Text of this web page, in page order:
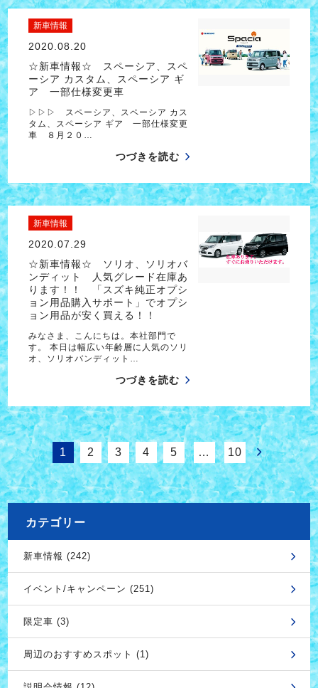
新車情報
2020.08.20
☆新車情報☆ スペーシア、スペ
ーシア カスタム、スペーシア ギ
ア 一部仕様変更車
▷▷▷ スペーシア、スペーシア カス
タム、スペーシア ギア 一部仕様変更
車 ８月２０…
つづきを読む
新車情報
2020.07.29
☆新車情報☆ ソリオ、ソリオバ
ンディット 人気グレード在庫あ
ります！！ 「スズキ純正オプシ
ョン用品購入サポート」でオプシ
ョン用品が安く買える！！
みなさま、こんにちは。本社部門で
す。 本日は幅広い年齢層に人気のソリ
オ、ソリオバンディット…
つづきを読む
1 2 3 4 5 … 10
カテゴリー
新車情報 (242)
イベント/キャンペーン (251)
限定車 (3)
周辺のおすすめスポット (1)